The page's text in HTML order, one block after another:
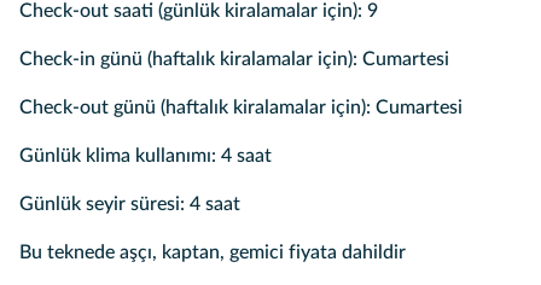
Check-out saati (günlük kiralamalar için): 9
Check-in günü (haftalık kiralamalar için): Cumartesi
Check-out günü (haftalık kiralamalar için): Cumartesi
Günlük klima kullanımı: 4 saat
Günlük seyir süresi: 4 saat
Bu teknede aşçı, kaptan, gemici fiyata dahildir